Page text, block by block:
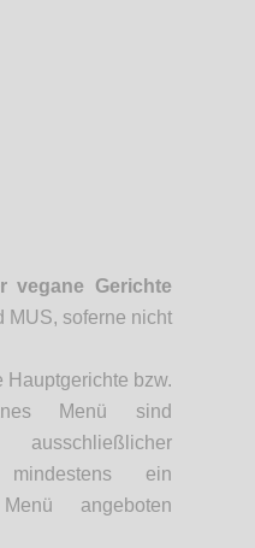
vegane Gerichte
MUS, soferne nicht
Hauptgerichte bzw.
Menü sind
ein
Menü angeboten